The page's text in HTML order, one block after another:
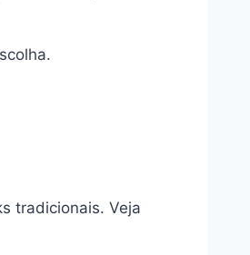
tradicionais. Veja